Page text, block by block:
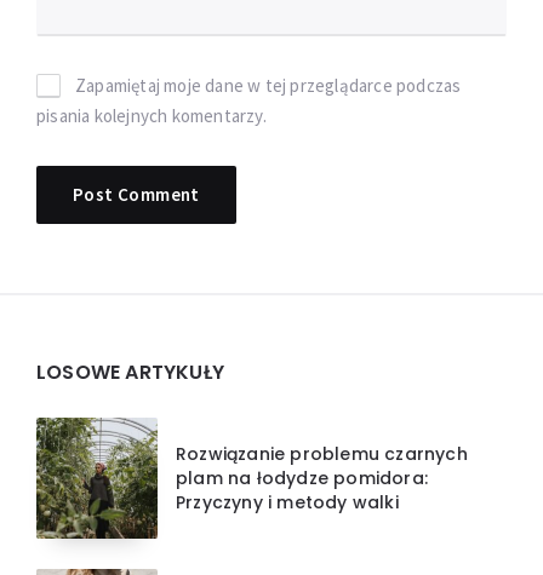
Zapamiętaj moje dane w tej przeglądarce podczas
pisania kolejnych komentarzy.
Widgets
LOSOWE ARTYKUŁY
Rozwiązanie problemu czarnych
plam na łodydze pomidora:
Przyczyny i metody walki